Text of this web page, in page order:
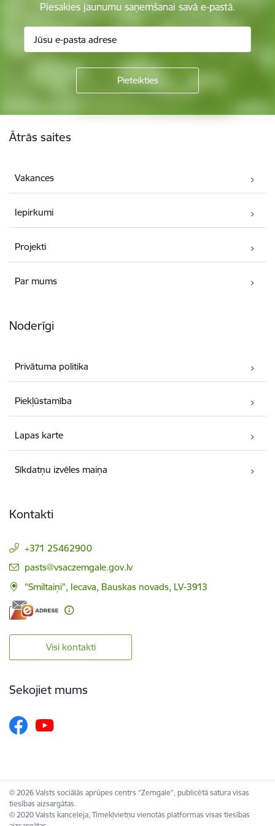
Piesakies jaunumu saņemšanai savā e-pastā.
Ātrās saites
Vakances
Iepirkumi
Projekti
Par mums
Noderīgi
Privātuma politika
Piekļūstamība
Lapas karte
Sīkdatņu izvēles maiņa
Kontakti
+371 25462900
E-pasts:
pasts@vsaczemgale.gov.lv
"Smiltaiņi", Iecava, Bauskas novads, LV-3913
Visi kontakti
Sekojiet mums
© 2026 Valsts sociālās aprūpes centrs “Zemgale”, publicētā satura visas
tiesības aizsargātas.
© 2020 Valsts kanceleja, Tīmekļvietņu vienotās platformas visas tiesības